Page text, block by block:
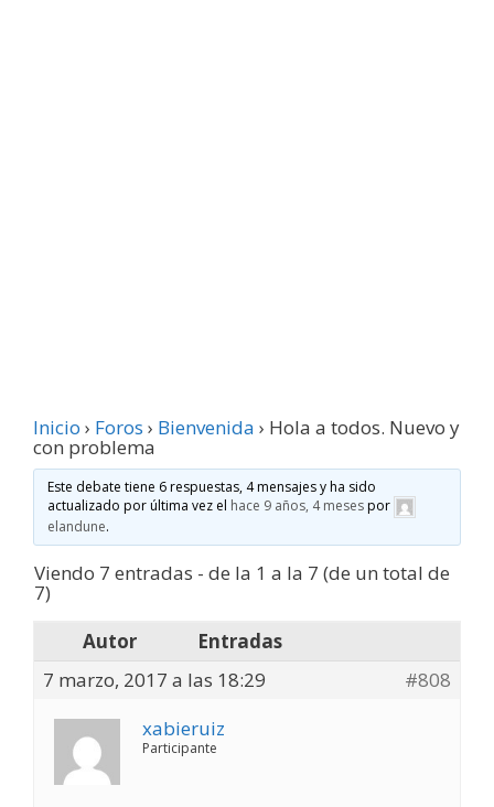
Inicio › Foros › Bienvenida › Hola a todos. Nuevo y
con problema
Este debate tiene 6 respuestas, 4 mensajes y ha sido
actualizado por última vez el hace 9 años, 4 mesespor
elandune.
Viendo 7 entradas - de la 1 a la 7 (de un total de
7)
Autor
Entradas
7 marzo, 2017 a las 18:29
#808
xabieruiz
Participante